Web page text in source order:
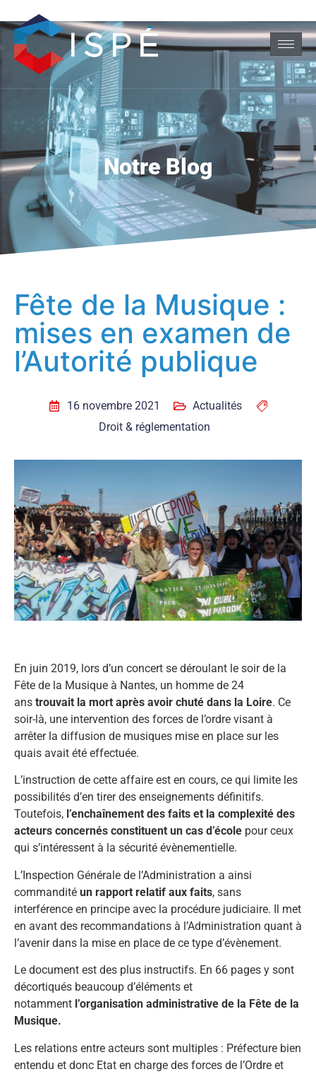
Notre Blog
Fête de la Musique :
mises en examen de
l’Autorité publique
16 novembre 2021
Actualités
Droit & réglementation
En juin 2019, lors d’un concert se déroulant le soir de la
Fête de la Musique à Nantes, un homme de 24
ans trouvait la mort après avoir chuté dans la Loire. Ce
soir-là, une intervention des forces de l’ordre visant à
arrêter la diffusion de musiques mise en place sur les
quais avait été effectuée.
L’instruction de cette affaire est en cours, ce qui limite les
possibilités d’en tirer des enseignements définitifs.
Toutefois, l’enchaînement des faits et la complexité des
acteurs concernés constituent un cas d’école pour ceux
qui s’intéressent à la sécurité évènementielle.
L’Inspection Générale de l’Administration a ainsi
commandité un rapport relatif aux faits, sans
interférence en principe avec la procédure judiciaire. Il met
en avant des recommandations à l’Administration quant à
l’avenir dans la mise en place de ce type d’évènement.
Le document est des plus instructifs. En 66 pages y sont
décortiqués beaucoup d’éléments et
notamment l’organisation administrative de la Fête de la
Musique.
Les relations entre acteurs sont multiples : Préfecture bien
entendu et donc Etat en charge des forces de l’Ordre et